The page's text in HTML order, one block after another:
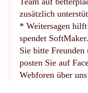
zusätzlich
* Weitersagen
spendet
Sie bitte
posten Sie auf
Webforen über